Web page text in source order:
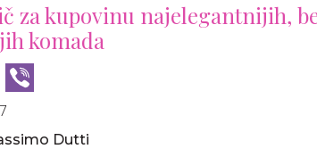
za kupovinu najelegantnijih,
komada
Pinterest
Dutti